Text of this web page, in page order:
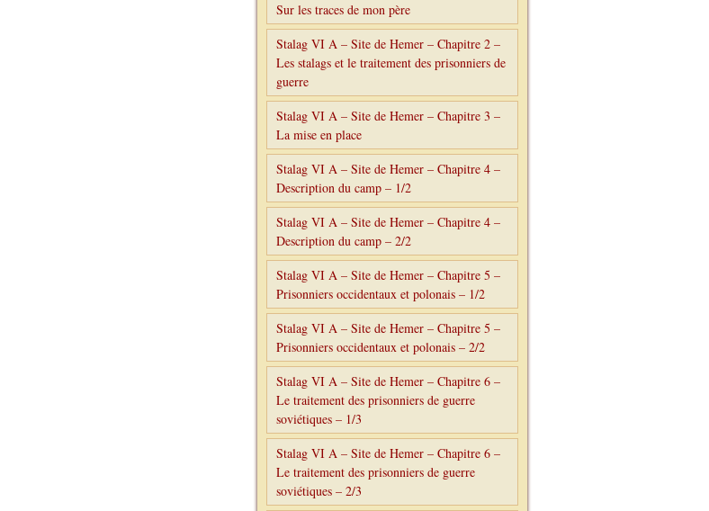
Sur les traces de mon père
Stalag VI A – Site de Hemer – Chapitre 2 –
Les stalags et le traitement des prisonniers de
guerre
Stalag VI A – Site de Hemer – Chapitre 3 –
La mise en place
Stalag VI A – Site de Hemer – Chapitre 4 –
Description du camp – 1/2
Stalag VI A – Site de Hemer – Chapitre 4 –
Description du camp – 2/2
Stalag VI A – Site de Hemer – Chapitre 5 –
Prisonniers occidentaux et polonais – 1/2
Stalag VI A – Site de Hemer – Chapitre 5 –
Prisonniers occidentaux et polonais – 2/2
Stalag VI A – Site de Hemer – Chapitre 6 –
Le traitement des prisonniers de guerre
soviétiques – 1/3
Stalag VI A – Site de Hemer – Chapitre 6 –
Le traitement des prisonniers de guerre
soviétiques – 2/3